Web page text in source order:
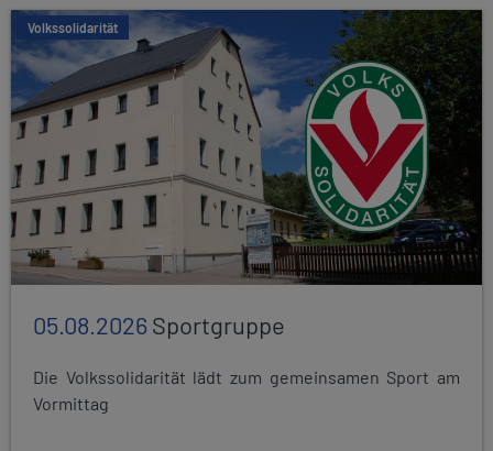
Volkssolidarität
05.08.2026Sportgruppe
Die Volkssolidarität lädt zum gemeinsamen Sport am
Vormittag